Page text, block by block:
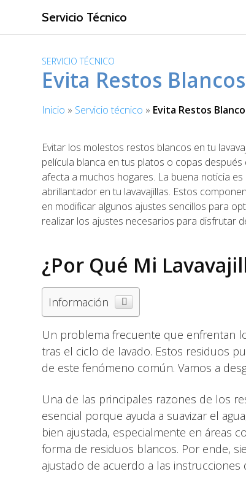
l
Servicio Técnico
SERVICIO TÉCNICO
Evita Restos
Inicio » Servicio técnico » Evita Restos
Evitar los molestos restos blancos en tu
película blanca en tus platos o copas
afecta a muchos hogares. La buena noticia
abrillantador en tu lavavajillas. Estos
en modificar algunos ajustes sencillos para
realizar los ajustes necesarios para disfrutar
¿Por Qué Mi
Información
Un problema frecuente que enfrentan
tras el ciclo de lavado. Estos residuos
de este fenómeno común. Vamos a
Una de las principales razones de los
esencial porque ayuda a suavizar el
bien ajustada, especialmente en áreas
forma de residuos blancos. Por ende,
ajustado de acuerdo a las instrucciones